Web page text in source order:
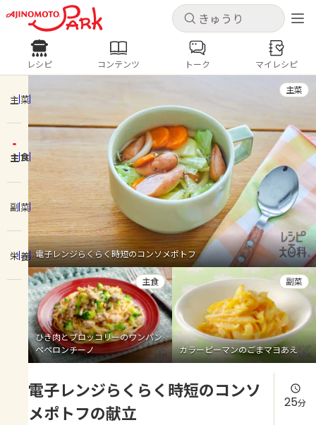
キャンセル
ログインするとレシピを保存できます
コンテンツ
レシピ
トーク
よくあるお問い合わせ
お買い物
AJINOMOTO PARK とは
キャンセル
レシピ コンテンツ
人気の食材・レシピ
きゅうり なす トマト
とうもろこし
ピーマン
みょうが ゴーヤ
レシピ コンテンツ トーク マイレシピ
主菜
主食
副菜
栄養 電子レンジらくらく時短のコンソメポトフ
主菜
ひき肉とブロッコリーのワンパン
ペペロンチーノ
主食
カラーピーマンのごまマヨあえ
副菜
電子レンジらくらく時短のコンソ
メポトフの献立
25分